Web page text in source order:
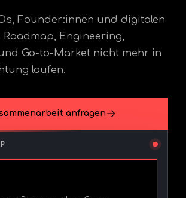
Founder:innen und digitalen
Roadmap, Engineering,
Go-to-Market nicht mehr in
laufen.
anfragen